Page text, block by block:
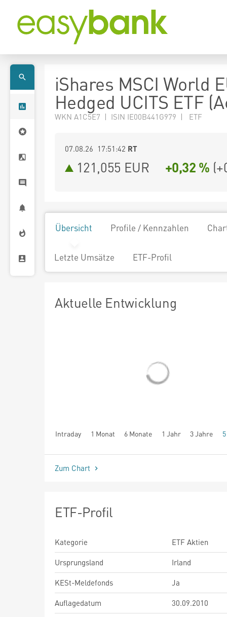
iShares MSCI World
Hedged UCITS ETF
WKN A1C5E7 | ISIN IE00B441G979 | ETF
07.08.26 17:51:42 RT
121,055 EUR +0,32 % (
Übersicht Profile / Kennzahlen
Letzte Umsätze ETF-Profil
Aktuelle Entwicklung
Intraday 1 Monat 6 Monate 1 Jahr 3 Jahre
seit Beginn
Zum Chart
ETF-Profil
Kategorie
ETF Aktien
Ursprungsland
Irland
KESt-Meldefonds
Ja
Auflagedatum
30.09.2010